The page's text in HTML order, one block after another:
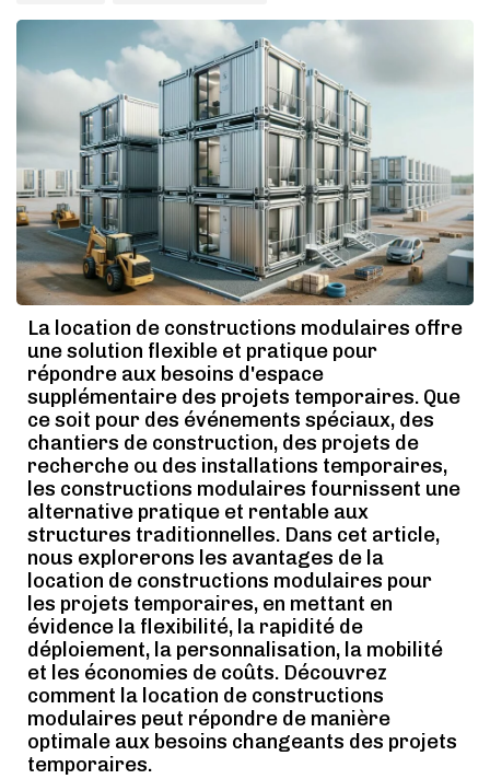
La location de constructions modulaires offre
une solution flexible et pratique pour
répondre aux besoins d'espace
supplémentaire des projets temporaires. Que
ce soit pour des événements spéciaux, des
chantiers de construction, des projets de
recherche ou des installations temporaires,
les constructions modulaires fournissent une
alternative pratique et rentable aux
structures traditionnelles. Dans cet article,
nous explorerons les avantages de la
location de constructions modulaires pour
les projets temporaires, en mettant en
évidence la flexibilité, la rapidité de
déploiement, la personnalisation, la mobilité
et les économies de coûts. Découvrez
comment la location de constructions
modulaires peut répondre de manière
optimale aux besoins changeants des projets
temporaires.